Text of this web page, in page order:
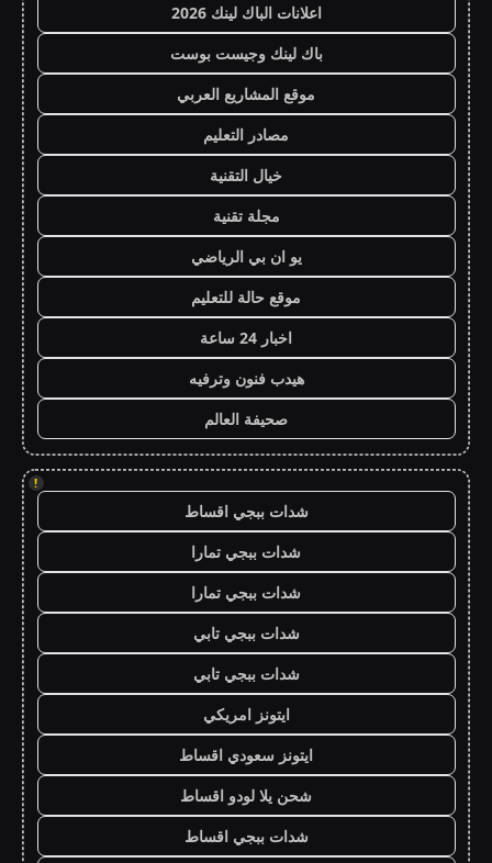
اعلانات الباك لينك 2026
باك لينك وجيست بوست
موقع المشاريع العربي
مصادر التعليم
خيال التقنية
مجلة تقنية
يو ان بي الرياضي
موقع حالة للتعليم
اخبار 24 ساعة
هيدب فنون وترفيه
صحيفة العالم
!
شدات ببجي اقساط
شدات ببجي تمارا
شدات ببجي تمارا
شدات ببجي تابي
شدات ببجي تابي
ايتونز امريكي
ايتونز سعودي اقساط
شحن يلا لودو اقساط
شدات ببجي اقساط